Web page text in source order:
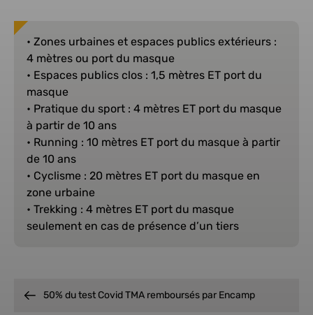
• Zones urbaines et espaces publics extérieurs :
4 mètres ou port du masque
• Espaces publics clos : 1,5 mètres ET port du
masque
• Pratique du sport : 4 mètres ET port du masque
à partir de 10 ans
• Running : 10 mètres ET port du masque à partir
de 10 ans
• Cyclisme : 20 mètres ET port du masque en
zone urbaine
• Trekking : 4 mètres ET port du masque
seulement en cas de présence d’un tiers
50% du test Covid TMA remboursés par Encamp